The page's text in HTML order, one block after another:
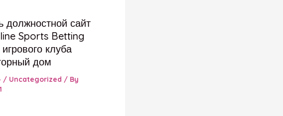
должностной сайт
Sports Betting
клуба
дом
/ Uncategorized / By